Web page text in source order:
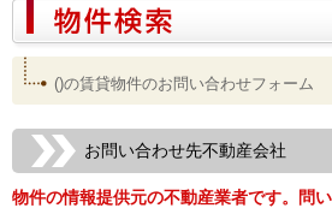
()の賃貸物件のお問い合わせフォーム
お問い合わせ先不動産会社
物件の情報提供元の不動産業者です。問